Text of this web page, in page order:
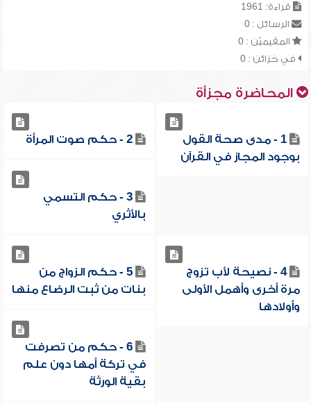
قراءة: 1961
الرسائل : 0
المقيميّن : 0
في خزائن : 0
المحاضرة مجزأة
1 - مدى صحة القول
بوجود المجاز في القرآن
2 - حكم صوت المرأة
3 - حكم التسمي
بالأثري
4 - نصيحة لأب تزوج
مرة أخرى وأهمل الأولى
وأولادها
5 - حكم الزواج من
بنات من ثبت الرضاع منها
6 - حكم من تصرفت
في تركة أمها دون علم
بقية الورثة